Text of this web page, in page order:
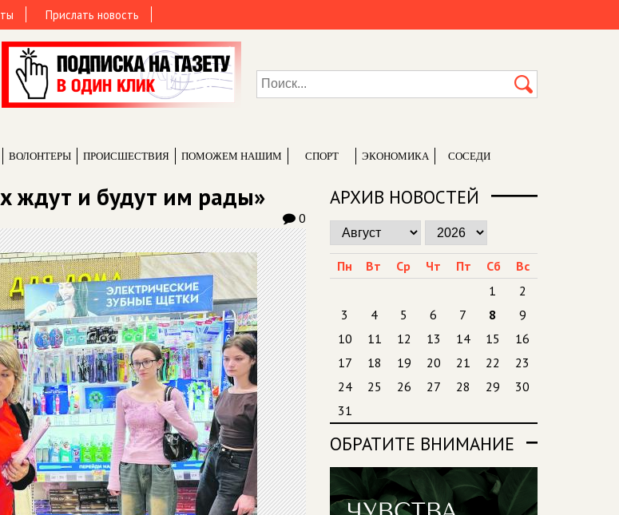
Прислать новость
ВОЛОНТЕРЫ ПРОИCШЕСТВИЯ ПОМОЖЕМ НАШИМ СПОРТ ЭКОНОМИКА СОСЕДИ
ждут и будут им рады»
0
АРХИВ НОВОСТЕЙ
Пн Вт Ср Чт Пт Сб
Вс
1
2
3
4 5 6 7 8
9
10
11 12 13 14 15
16
17
18 19 20 21 22
23
24
25 26 27 28 29
30
31
ОБРАТИТЕ ВНИМАНИЕ